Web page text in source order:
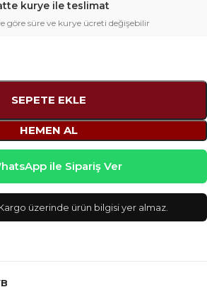
kurye ile teslimat
göre süre ve kurye ücreti değişebilir
SEPETE EKLE
HEMEN AL
ile Sipariş Ver
üzerinde ürün bilgisi yer almaz.